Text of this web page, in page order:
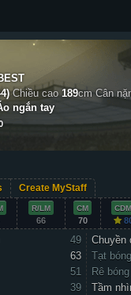
Chiều cao 189cmCân
ngắn tay
Create MyStaff
R/LM
66
CM
70
CDM
49
63
51
39
Chuyền
Tạt bóng
Rê bóng
Tầm